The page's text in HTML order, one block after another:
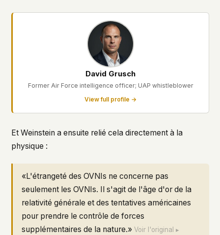
David Grusch
Former Air Force intelligence officer; UAP whistleblower
View full profile →
Et Weinstein a ensuite relié cela directement à la
physique :
«L'étrangeté des OVNIs ne concerne pas
seulement les OVNIs. Il s'agit de l'âge d'or de la
relativité générale et des tentatives américaines
pour prendre le contrôle de forces
supplémentaires de la nature.»Voir l'original ▸